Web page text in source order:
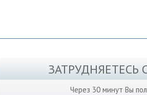
Через 30 минут Вы